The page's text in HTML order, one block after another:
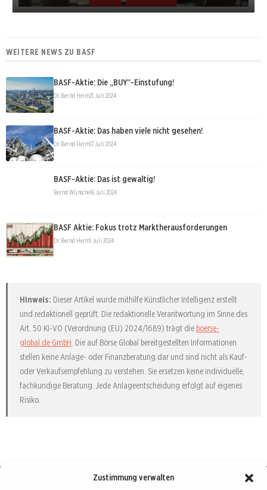
Zustimmung verwalten
WEITERE NEWS ZU BASF
BASF-Aktie: Die „BUY“-Einstufung!
Dr. Bernd Heim21. Juli 2024
BASF-Aktie: Das haben viele nicht gesehen!
Dr. Bernd Heim17. Juli 2024
BASF-Aktie: Das ist gewaltig!
Bernd Wünsche16. Juli 2024
BASF Aktie: Fokus trotz Marktherausforderungen
Dr. Bernd Heim1. Juli 2024
Hinweis: Dieser Artikel wurde mithilfe Künstlicher Intelligenz erstellt
und redaktionell geprüft. Die redaktionelle Verantwortung im Sinne des
Art. 50 KI-VO (Verordnung (EU) 2024/1689) trägt die boerse-
global.de GmbH. Die auf Börse Global bereitgestellten Informationen
stellen keine Anlage- oder Finanzberatung dar und sind nicht als Kauf-
oder Verkaufsempfehlung zu verstehen. Sie ersetzen keine individuelle,
fachkundige Beratung. Jede Anlageentscheidung erfolgt auf eigenes
Risiko.
Börse : lokal, international, global